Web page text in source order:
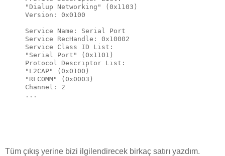
"Dialup Networking" (0x1103)
Version: 0x0100
Service Name: Serial Port
Service RecHandle: 0x10002
Service Class ID List:
"Serial Port" (0x1101)
Protocol Descriptor List:
"L2CAP" (0x0100)
"RFCOMM" (0x0003)
Channel: 2
...
Tüm çıkış yerine bizi ilgilendirecek birkaç satırı yazdım.